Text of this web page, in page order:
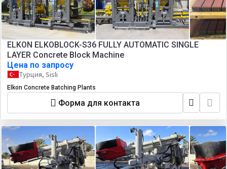
ELKON ELKOBLOCK-S36 FULLY AUTOMATIC SINGLE
LAYER Concrete Block Machine
Цена по запросу
Турция, Sisli
Elkon Concrete Batching Plants
Форма для контакта